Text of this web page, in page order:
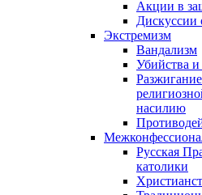
Акции в
Дискуссии
Экстремизм
Вандализм
Убийства
насилию
Русская
католики